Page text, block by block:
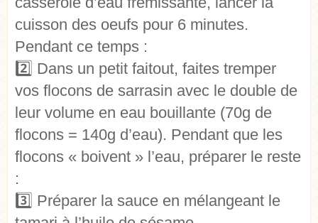
cuisson des oeufs pour 6 minutes.
Pendant ce temps :
2️⃣ Dans un petit faitout, faites tremper
vos flocons de sarrasin avec le double de
leur volume en eau bouillante (70g de
flocons = 140g d’eau). Pendant que les
flocons « boivent » l’eau, préparer le reste
:
3️⃣ Préparer la sauce en mélangeant le